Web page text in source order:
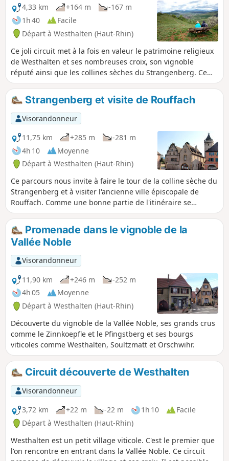
4,33 km
+164 m
-167 m
1h 40
Facile
Départ à Westhalten (Haut-Rhin)
Ce joli circuit met à la fois en valeur le patrimoine religieux
de Westhalten et ses nombreuses croix, son vignoble
réputé ainsi que les collines sèches du Strangenberg. Ce
dernier est un espace naturel remarquable qui accueille
notamment plusieurs types d’orchidées, des géraniums
sanguins, des tulipes sauvages et muscaris, ainsi que, pour
la faune, des huppes fasciés, des lézards verts et des
vipères. De nombreuses vues et panoramas sur le village, le
massif du Grand et du Petit Ballon, la plaine d'Alsace et la
Forêt-Noire s'offrent au regard des promeneurs. Important :
le parcours s'effectue essentiellement à découvert, n'oubliez
donc pas chapeau, casquette et de quoi s'hydrater !
Strangenberg et visite de Rouffach
Visorandonneur
11,75 km
+285 m
-281 m
4h 10
Moyenne
Départ à Westhalten (Haut-Rhin)
Ce parcours nous invite à faire le tour de la colline sèche du
Strangenberg et à visiter l'ancienne ville épiscopale de
Rouffach. Comme une bonne partie de l'itinéraire se
déroule dans le vignoble, il faut s'attendre, par endroits, à
des chemins viticoles pavés ou bétonnés.
Promenade dans le vignoble de la
Vallée Noble
Visorandonneur
11,90 km
+246 m
-252 m
4h 05
Moyenne
Départ à Westhalten (Haut-Rhin)
Découverte du vignoble de la Vallée Noble, ses grands crus
comme le Zinnkoepfle et le Pfingstberg et ses bourgs
viticoles comme Westhalten, Soultzmatt et Orschwihr.
Circuit découverte de Westhalten
Visorandonneur
3,72 km
+22 m -22 m 1h 10
Facile
Départ à Westhalten (Haut-Rhin)
Westhalten est un petit village viticole. C'est le premier que
l'on rencontre en entrant dans la Vallée Noble. Ce circuit